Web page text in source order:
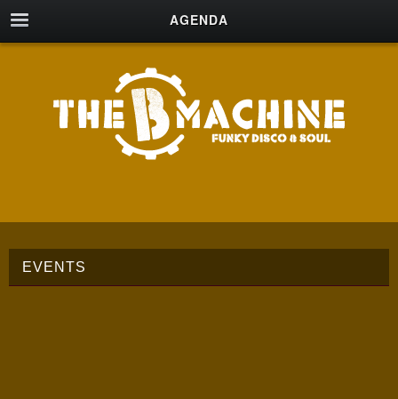
AGENDA
EVENTS